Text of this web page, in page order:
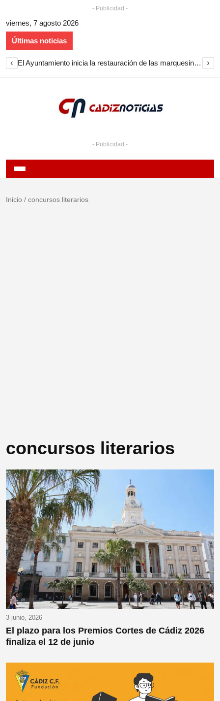
- Publicidad -
viernes, 7 agosto 2026
Últimas noticias
‹ El Ayuntamiento inicia la restauración de las marquesinas de Plaza Esteve para volver a instalarlas en el centro de Jerez ›
- Publicidad -
Inicio / concursos literarios
concursos literarios
3 junio, 2026
El plazo para los Premios Cortes de Cádiz 2026
finaliza el 12 de junio